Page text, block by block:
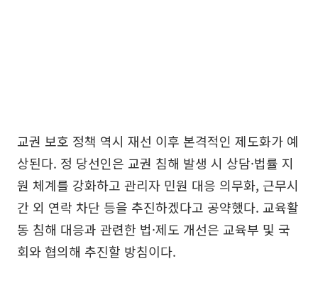
교권 보호 정책 역시 재선 이후 본격적인 제도화가 예
상된다. 정 당선인은 교권 침해 발생 시 상담·법률 지
원 체계를 강화하고 관리자 민원 대응 의무화, 근무시
간 외 연락 차단 등을 추진하겠다고 공약했다. 교육활
동 침해 대응과 관련한 법·제도 개선은 교육부 및 국
회와 협의해 추진할 방침이다.